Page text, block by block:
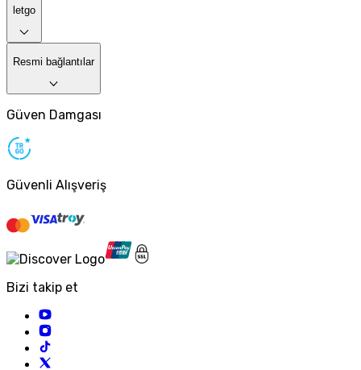
letgo
Resmi bağlantılar
Güven Damgası
Güvenli Alışveriş
Bizi takip et